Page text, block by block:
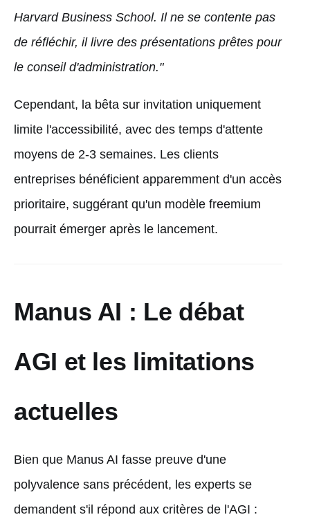
Harvard Business School. Il ne se contente pas
de réfléchir, il livre des présentations prêtes pour
le conseil d'administration."
Cependant, la bêta sur invitation uniquement
limite l'accessibilité, avec des temps d'attente
moyens de 2-3 semaines. Les clients
entreprises bénéficient apparemment d'un accès
prioritaire, suggérant qu'un modèle freemium
pourrait émerger après le lancement.
Manus AI : Le débat
AGI et les limitations
actuelles
Bien que Manus AI fasse preuve d'une
polyvalence sans précédent, les experts se
demandent s'il répond aux critères de l'AGI :